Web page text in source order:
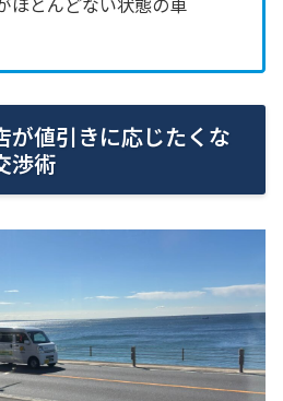
が値引きに応じたくな
渉術